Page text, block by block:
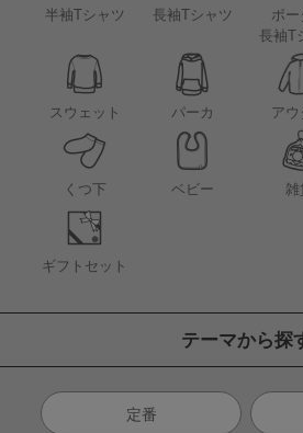
半袖Tシャツ 長袖Tシャツ
ボー
長袖T
スウェット パーカ アウ
くつ下 ベビー 雑
ギフトセット
テーマから探
定番